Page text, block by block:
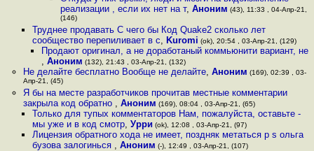
реализации , если их нет на т, Аноним (43), 11:33 , 04-Апр-21,
(146)
Труднее продавать С чего бы Код Quake2 сколько лет
сообщество перепиливает в с, Kuromi (ok), 20:54 , 03-Апр-21, (129)
Продают оригинал, а не доработаный коммьюнити вариант, не
,Аноним (132), 21:43 , 03-Апр-21, (132)
Не делайте бесплатно Вообще не делайте, Аноним (169), 02:39 , 03-
Апр-21, (45)
Я бы на месте разработчиков прочитав местные комментарии
закрыла код обратно , Аноним (169), 08:04 , 03-Апр-21, (65)
Только для тупых комментаторов Нам, пожалуйста, оставьте -
мы уже и в код смотр, Урри (ok), 12:08 , 03-Апр-21, (97)
Лицензия обратного хода не имеет, поздняк метаться p s ольга
бузова залогинься , Аноним (-), 12:49 , 03-Апр-21, (107)